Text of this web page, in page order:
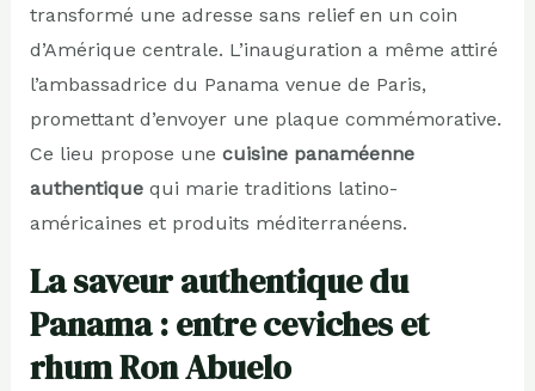
transformé une adresse sans relief en un coin
d’Amérique centrale. L’inauguration a même attiré
l’ambassadrice du Panama venue de Paris,
promettant d’envoyer une plaque commémorative.
Ce lieu propose une cuisine panaméenne
authentiquequi marie traditions latino-
américaines et produits méditerranéens.
La saveur authentique du
Panama : entre ceviches et
rhum Ron Abuelo